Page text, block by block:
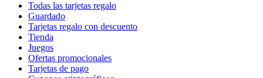
Todas las tarjetas regalo
Guardado
Tarjetas regalo con descuento
Tienda
Juegos
Ofertas promocionales
Tarjetas de pago